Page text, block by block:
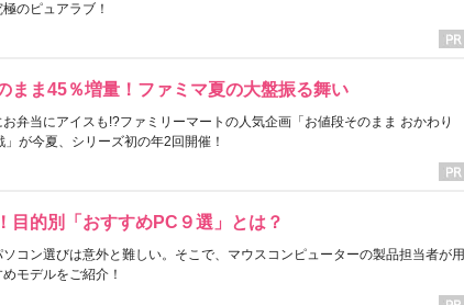
のピュアラブ！
まま45％増量！ファミマ夏の大盤振る舞い
弁当にアイスも!?ファミリーマートの人気企画「お値段そのまま おかわり
が今夏、シリーズ初の年2回開催！
目的別「おすすめPC９選」とは？
コン選びは意外と難しい。そこで、マウスコンピューターの製品担当者が用
モデルをご紹介！